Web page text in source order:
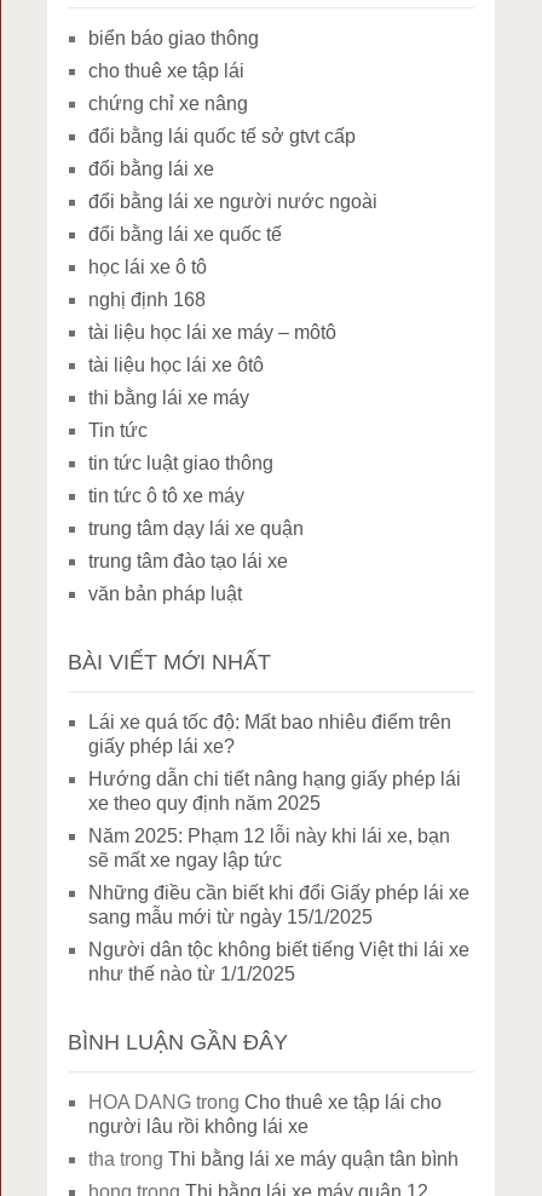
biển báo giao thông
cho thuê xe tập lái
chứng chỉ xe nâng
đổi bằng lái quốc tế sở gtvt cấp
đổi bằng lái xe
đổi bằng lái xe người nước ngoài
đổi bằng lái xe quốc tế
học lái xe ô tô
nghị định 168
tài liệu học lái xe máy – môtô
tài liệu học lái xe ôtô
thi bằng lái xe máy
Tin tức
tin tức luật giao thông
tin tức ô tô xe máy
trung tâm dạy lái xe quận
trung tâm đào tạo lái xe
văn bản pháp luật
BÀI VIẾT MỚI NHẤT
Lái xe quá tốc độ: Mất bao nhiêu điểm trên
giấy phép lái xe?
Hướng dẫn chi tiết nâng hạng giấy phép lái
xe theo quy định năm 2025
Năm 2025: Phạm 12 lỗi này khi lái xe, bạn
sẽ mất xe ngay lập tức
Những điều cần biết khi đổi Giấy phép lái xe
sang mẫu mới từ ngày 15/1/2025
Người dân tộc không biết tiếng Việt thi lái xe
như thế nào từ 1/1/2025
BÌNH LUẬN GẦN ĐÂY
HOA DANG trongCho thuê xe tập lái cho
người lâu rồi không lái xe
tha trongThi bằng lái xe máy quận tân bình